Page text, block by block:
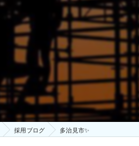
採用ブログ 多治見市✨